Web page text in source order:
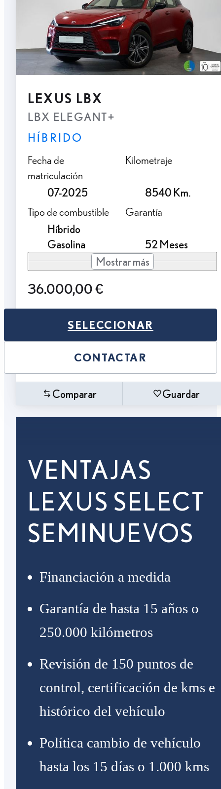
LEXUS LBX
LBX ELEGANT+
HÍBRIDO
Fecha de
matriculación
07-2025
Kilometraje
8540 Km.
Tipo de combustible
Híbrido
Gasolina
Garantía
52 Meses
Mostrar más
36.000,00 €
SELECCIONAR
CONTACTAR
Comparar Guardar
VENTAJAS
LEXUS SELECT
SEMINUEVOS
Financiación a medida
Garantía de hasta 15 años o
250.000 kilómetros
Revisión de 150 puntos de
control, certificación de kms e
histórico del vehículo
Política cambio de vehículo
hasta los 15 días o 1.000 kms